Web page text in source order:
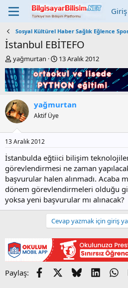
Sosyal Kültürel Haber Sağlık Eğlence
İstanbul EBİTEFO
K
o
n
b
u
y
u
b
a
ş
l
a
t
n
yağmurtan
B
a
ş
l
a
n
a
r
i
i
13 Aralık 2012
yağmurtan
Aktif Üye
13 Aralık 2012
İstanbulda eğtiici bilişim
görevlendirmesi ne zaman
başvurular halen alınmadı. Acaba
dönem görevlendirmeleri olduğu
yoksa yeni başvurular mı alınacak?
Cevap yazmak için giriş
Paylaş: Facebook Bluesky